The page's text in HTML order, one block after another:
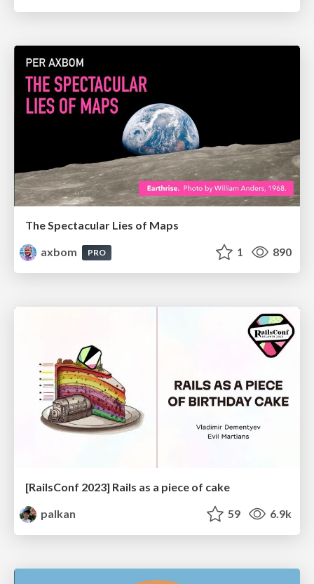
The Spectacular Lies of Maps
axbom
PRO 1 890
[RailsConf 2023] Rails as a piece of cake
palkan
59 6.9k